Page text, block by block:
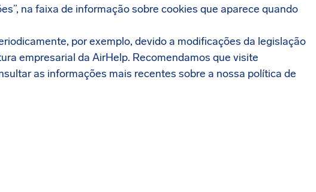
na faixa de informação sobre cookies que aparece quando
por exemplo, devido a modificações da legislação
empresarial da AirHelp. Recomendamos que visite
as informações mais recentes sobre a nossa política de